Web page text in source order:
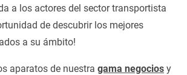
a los actores del sector transportista
de descubrir los mejores
a su ámbito!
aparatos de nuestra gama negocios y